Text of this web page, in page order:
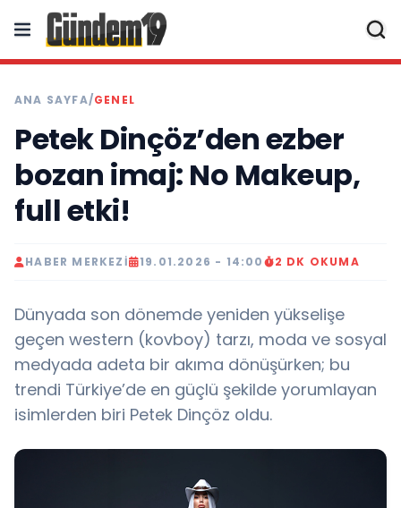
ANA SAYFA/GENEL
Petek Dinçöz’den ezber
bozan imaj: No Makeup,
full etki!
HABER MERKEZI 19.01.2026 - 14:00 2 DK OKUMA
Dünyada son dönemde yeniden yükselişe
geçen western (kovboy) tarzı, moda ve sosyal
medyada adeta bir akıma dönüşürken; bu
trendi Türkiye’de en güçlü şekilde yorumlayan
isimlerden biri Petek Dinçöz oldu.